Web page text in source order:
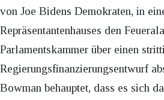
von Joe Bidens Demokraten, in
Repräsentantenhauses den
Parlamentskammer über einen
Regierungsfinanzierungsentwurf
Bowman behauptet, dass es sich